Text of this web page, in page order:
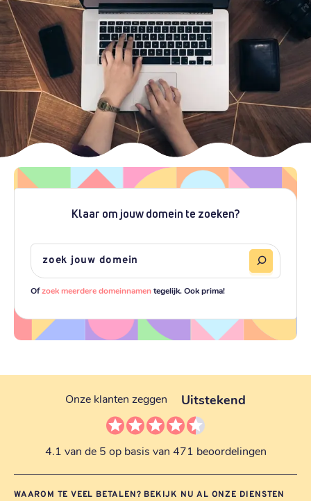
Klaar om jouw domein te zoeken?
Ofzoek meerdere domeinnamentegelijk. Ook prima!
Onze klanten zeggen Uitstekend
4.1 van de 5 op basis van 471 beoordelingen
WAAROM TE VEEL BETALEN? BEKIJK NU AL ONZE DIENSTEN